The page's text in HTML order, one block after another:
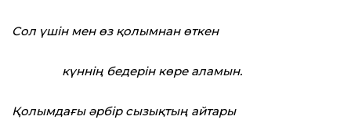
Сол үшін мен өз қолымнан өткен
күннің бедерін көре аламын.
Қолымдағы әрбір сызықтың айтары